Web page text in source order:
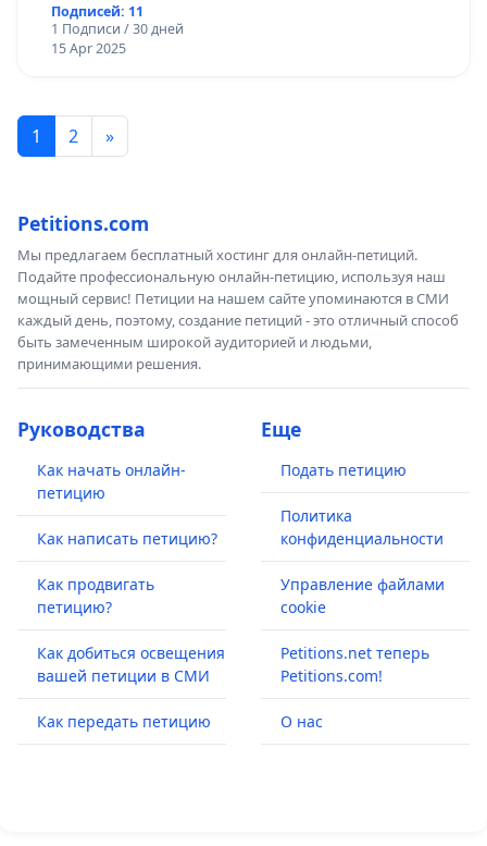
Подписей: 11
1 Подписи / 30 дней
15 Apr 2025
1 2 »
Petitions.com
Мы предлагаем бесплатный хостинг для онлайн-петиций.
Подайте профессиональную онлайн-петицию, используя наш
мощный сервис! Петиции на нашем сайте упоминаются в СМИ
каждый день, поэтому, создание петиций - это отличный способ
быть замеченным широкой аудиторией и людьми,
принимающими решения.
Руководства
Как начать онлайн-
петицию
Как написать петицию?
Как продвигать
петицию?
Как добиться освещения
вашей петиции в СМИ
Как передать петицию
Еще
Подать петицию
Политика
конфиденциальности
Управление файлами
cookie
Petitions.net теперь
Petitions.com!
О нас